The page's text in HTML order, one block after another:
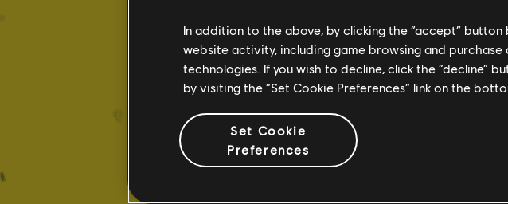
In addition to the above, by clicking the “accept”
website activity, including game browsing and
technologies. If you wish to decline, click the “decline”
by visiting the “Set Cookie Preferences” link on the
Set Cookie
Preferences